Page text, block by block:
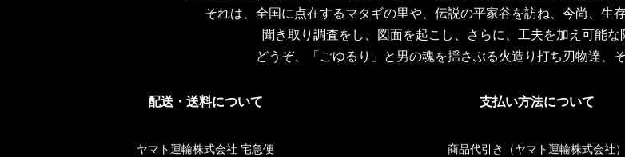
それは、全国に点在するマタギの里や、伝説の平家谷を訪ね、今尚、生
聞き取り調査をし、図面を起こし、さらに、工夫を加え可能な
どうぞ、「ごゆるり」と男の魂を揺さぶる火造り打ち刃物達、
配送・送料について
ヤマト運輸株式会社 宅急便
支払い方法について
商品代引き（ヤマト運輸株式会社）